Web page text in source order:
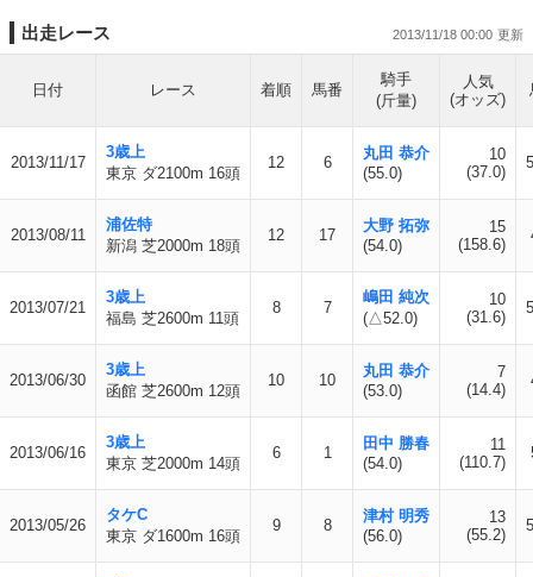
出走レース 2013/11/18 00:00
日付 レース 着順 馬番
騎手
(斤量)
人気
(オッズ)
2013/11/17
3歳上
東京 ダ2100m 16頭
12 6
丸田 恭介
(55.0)
10
(37.0)
2013/08/11
浦佐特
新潟 芝2000m 18頭
12 17
大野 拓弥
(54.0)
15
(158.6)
2013/07/21
3歳上
福島 芝2600m 11頭
8 7
嶋田 純次
(△52.0)
10
(31.6)
2013/06/30
3歳上
函館 芝2600m 12頭
10 10
丸田 恭介
(53.0)
7
(14.4)
2013/06/16
3歳上
東京 芝2000m 14頭
6 1
田中 勝春
(54.0)
11
(110.7)
2013/05/26
タケC
東京 ダ1600m 16頭
9 8
津村 明秀
(56.0)
13
(55.2)